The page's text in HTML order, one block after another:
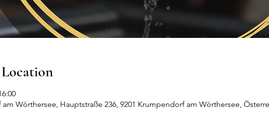
Wörthersee, Hauptstraße 236, 9201 Krumpendorf am Wörthersee,